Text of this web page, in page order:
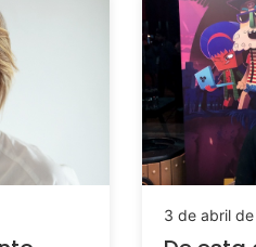
3 de abril